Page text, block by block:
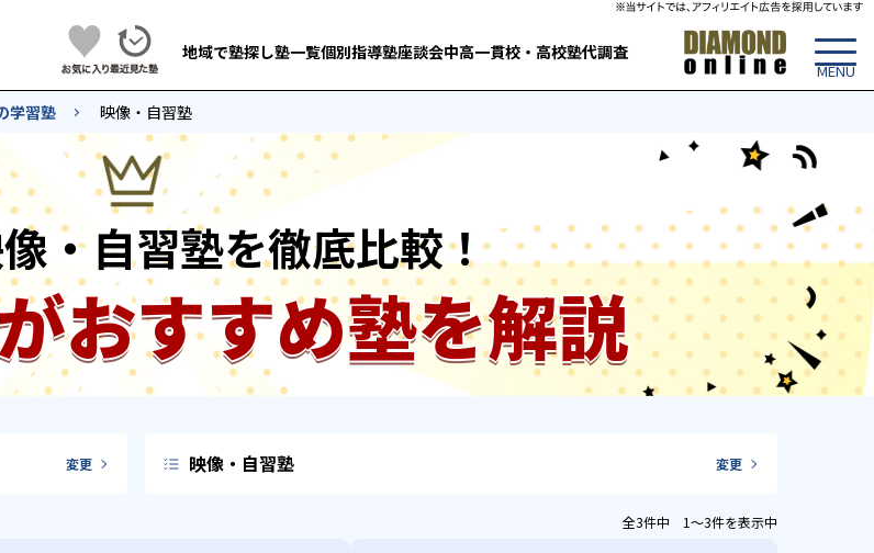
地域で塾探し塾一覧個別指導塾座談会中高一貫校・高校塾代調査
学習塾 映像・自習塾
・自習塾を徹底比較！
おすすめ塾を解説
変更 映像・自習塾 変更
全3件中 1〜3件を表示中